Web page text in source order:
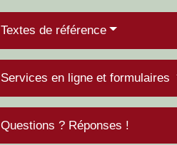
Textes de référence
Services en ligne et formulaires
Questions ? Réponses !